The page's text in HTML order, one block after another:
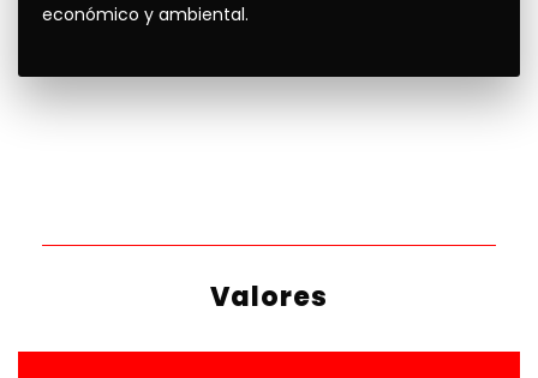
económico y ambiental.
Valores